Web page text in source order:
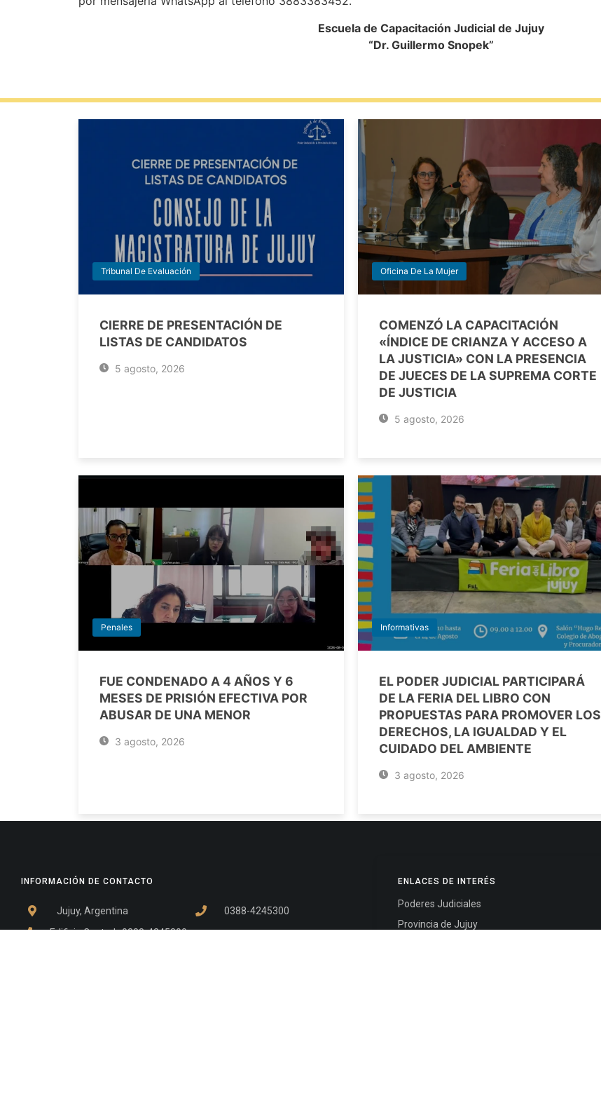
Escuela de Capacitación Judicial de Jujuy
“Dr. Guillermo Snopek”
Tribunal De Evaluación
CIERRE DE PRESENTACIÓN DE
LISTAS DE CANDIDATOS
5 agosto, 2026
Oficina De La Mujer
COMENZÓ LA CAPACITACIÓN
«ÍNDICE DE CRIANZA Y ACCESO A
LA JUSTICIA» CON LA PRESENCIA
DE JUECES DE LA SUPREMA CORTE
DE JUSTICIA
5 agosto, 2026
Penales
FUE CONDENADO A 4 AÑOS Y 6
MESES DE PRISIÓN EFECTIVA POR
ABUSAR DE UNA MENOR
3 agosto, 2026
Informativas
EL PODER JUDICIAL PARTICIPARÁ
DE LA FERIA DEL LIBRO CON
PROPUESTAS PARA PROMOVER LOS
DERECHOS, LA IGUALDAD Y EL
CUIDADO DEL AMBIENTE
3 agosto, 2026
INFORMACIÓN DE CONTACTO
Jujuy, Argentina
0388-4245300
Edificio Central : 0388-4245300
ENLACES DE INTERÉS
Poderes Judiciales
Provincia de Jujuy